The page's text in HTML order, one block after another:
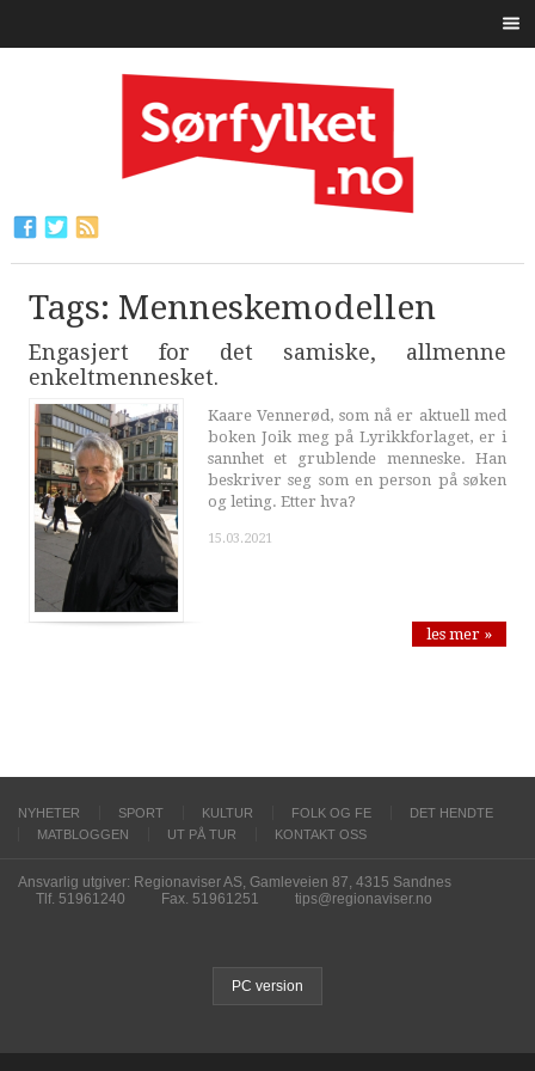
Tags: Menneskemodellen
Engasjert for det samiske, allmenne
enkeltmennesket.
Kaare Vennerød, som nå er aktuell med
boken Joik meg på Lyrikkforlaget, er i
sannhet et grublende menneske. Han
beskriver seg som en person på søken
og leting. Etter hva?
15.03.2021
les mer »
NYHETER SPORT KULTUR FOLK OG FE
DET HENDTE
MATBLOGGEN
UT PÅ TUR KONTAKT OSS
Ansvarlig utgiver: Regionaviser AS, Gamleveien 87, 4315 Sandnes
Tlf. 51961240
Fax. 51961251 tips@regionaviser.no
PC version